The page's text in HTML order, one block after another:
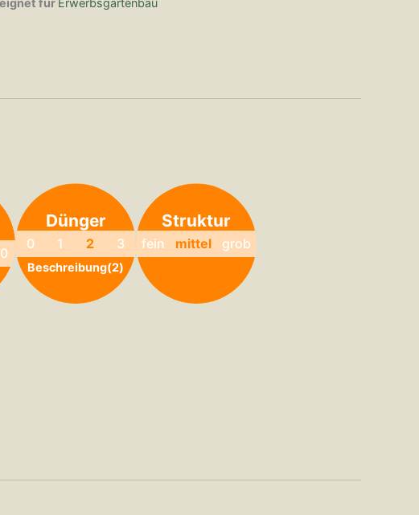
für Erwerbsgartenbau
Dünger
0 1 2 3
Beschreibung(2)
Struktur
fein mittel grob